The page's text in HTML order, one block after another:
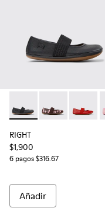
RIGHT - 80025-053 -
RIGHT -RIGHT
RIGHT
$1,900
6 pagos $316.67
Añadir